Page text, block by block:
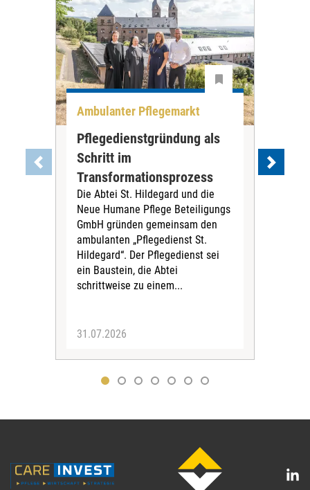
Ambulanter Pflegemarkt
Pflegedienstgründung als
Schritt im
Transformationsprozess
Die Abtei St. Hildegard und die
Neue Humane Pflege Beteiligungs
GmbH gründen gemeinsam den
ambulanten „Pflegedienst St.
Hildegard“. Der Pflegedienst sei
ein Baustein, die Abtei
schrittweise zu einem...
31.07.2026